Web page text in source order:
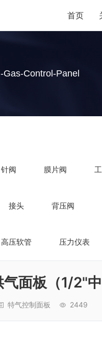
首页
Gas-Control-Panel
针阀 膜片阀
接头 背压阀
高压软管 压力仪表
面板（1/2"中
特气控制面板 2449